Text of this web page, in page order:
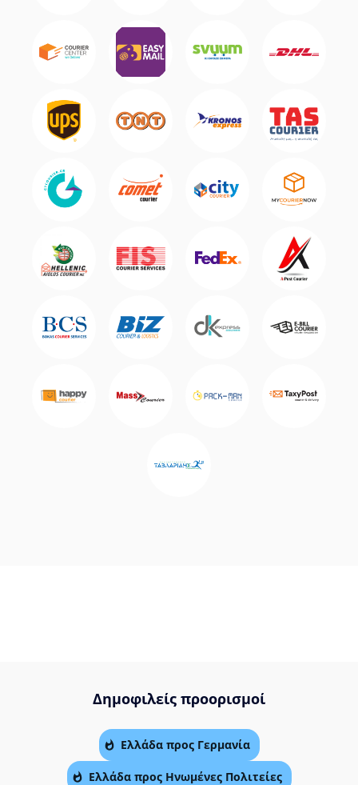
Δημοφιλείς προορισμοί
Ελλάδα προς Γερμανία
Ελλάδα προς Ηνωμένες Πολιτείες